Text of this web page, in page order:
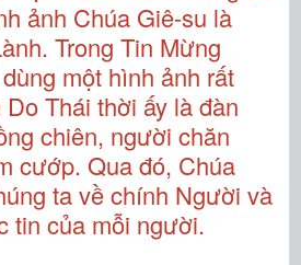
ảnh Chúa Giê-su là
Trong Tin Mừng
một hình ảnh rất
Thái thời ấy là đàn
chiên, người chăn
cướp. Qua đó, Chúa
ta về chính Người và
tin của mỗi người.